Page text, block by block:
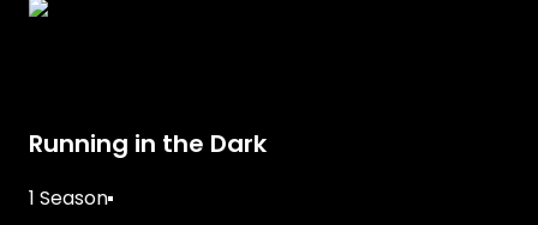
Running in the Dark
1 Season